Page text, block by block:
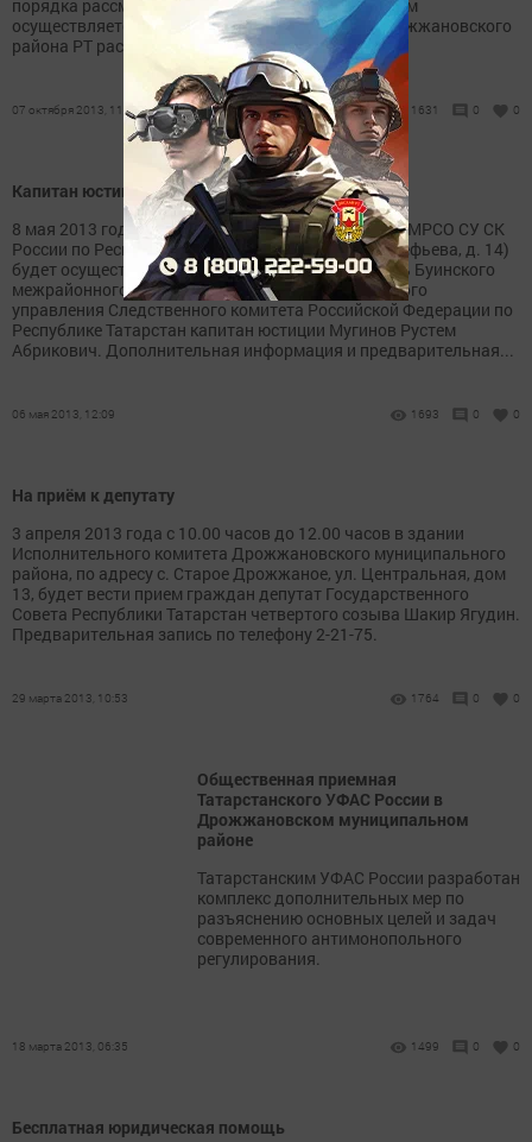
порядка рассмотрения обращений граждан. Прием
осуществляется в кабинете № 5 прокуратуры Дрожжановского
района РТ расположенном по адресу: РТ,...
07 октября 2013, 11:22 1631 0 0
Капитан юстиции проводит приём граждан
8 мая 2013 года с 10.00 часов в здании Буинского МРСО СУ СК
России по Республике Татарстан (г. Буинск, ул. Арефьева, д. 14)
будет осуществлять приём граждан руководитель Буинского
межрайонного следственного отдела следственного
управления Следственного комитета Российской Федерации по
Республике Татарстан капитан юстиции Мугинов Рустем
Абрикович. Дополнительная информация и предварительная...
06 мая 2013, 12:09 1693 0 0
На приём к депутату
3 апреля 2013 года с 10.00 часов до 12.00 часов в здании
Исполнительного комитета Дрожжановского муниципального
района, по адресу с. Старое Дрожжаное, ул. Центральная, дом
13, будет вести прием граждан депутат Государственного
Совета Республики Татарстан четвертого созыва Шакир Ягудин.
Предварительная запись по телефону 2-21-75.
29 марта 2013, 10:53 1764 0 0
Общественная приемная
Татарстанского УФАС России в
Дрожжановском муниципальном
районе
Татарстанским УФАС России разработан
комплекс дополнительных мер по
разъяснению основных целей и задач
современного антимонопольного
регулирования.
18 марта 2013, 06:35 1499 0 0
Бесплатная юридическая помощь